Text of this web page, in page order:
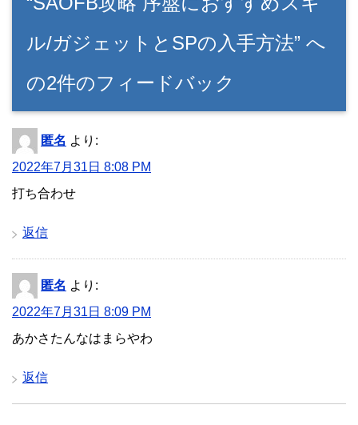
ル/ガジェットとSPの入手方法” へ
の2件のフィードバック
匿名 より:
2022年7月31日 8:08 PM
打ち合わせ
返信
匿名 より:
2022年7月31日 8:09 PM
あかさたんなはまらやわ
返信